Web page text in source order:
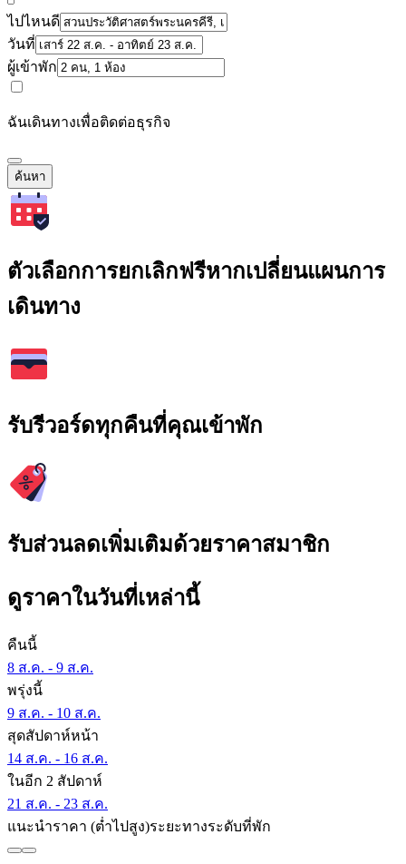
ไปไหนดี
วันที่
ผู้เข้าพัก
ฉันเดินทางเพื่อติดต่อธุรกิจ
ค้นหา
ตัวเลือกการยกเลิกฟรีหากเปลี่ยนแผนการ
เดินทาง
รับรีวอร์ดทุกคืนที่คุณเข้าพัก
รับส่วนลดเพิ่มเติมด้วยราคาสมาชิก
ดูราคาในวันที่เหล่านี้
คืนนี้
8 ส.ค. - 9 ส.ค.
พรุ่งนี้
9 ส.ค. - 10 ส.ค.
สุดสัปดาห์หน้า
14 ส.ค. - 16 ส.ค.
ในอีก 2 สัปดาห์
21 ส.ค. - 23 ส.ค.
แนะนำราคา (ต่ำไปสูง)ระยะทางระดับที่พัก